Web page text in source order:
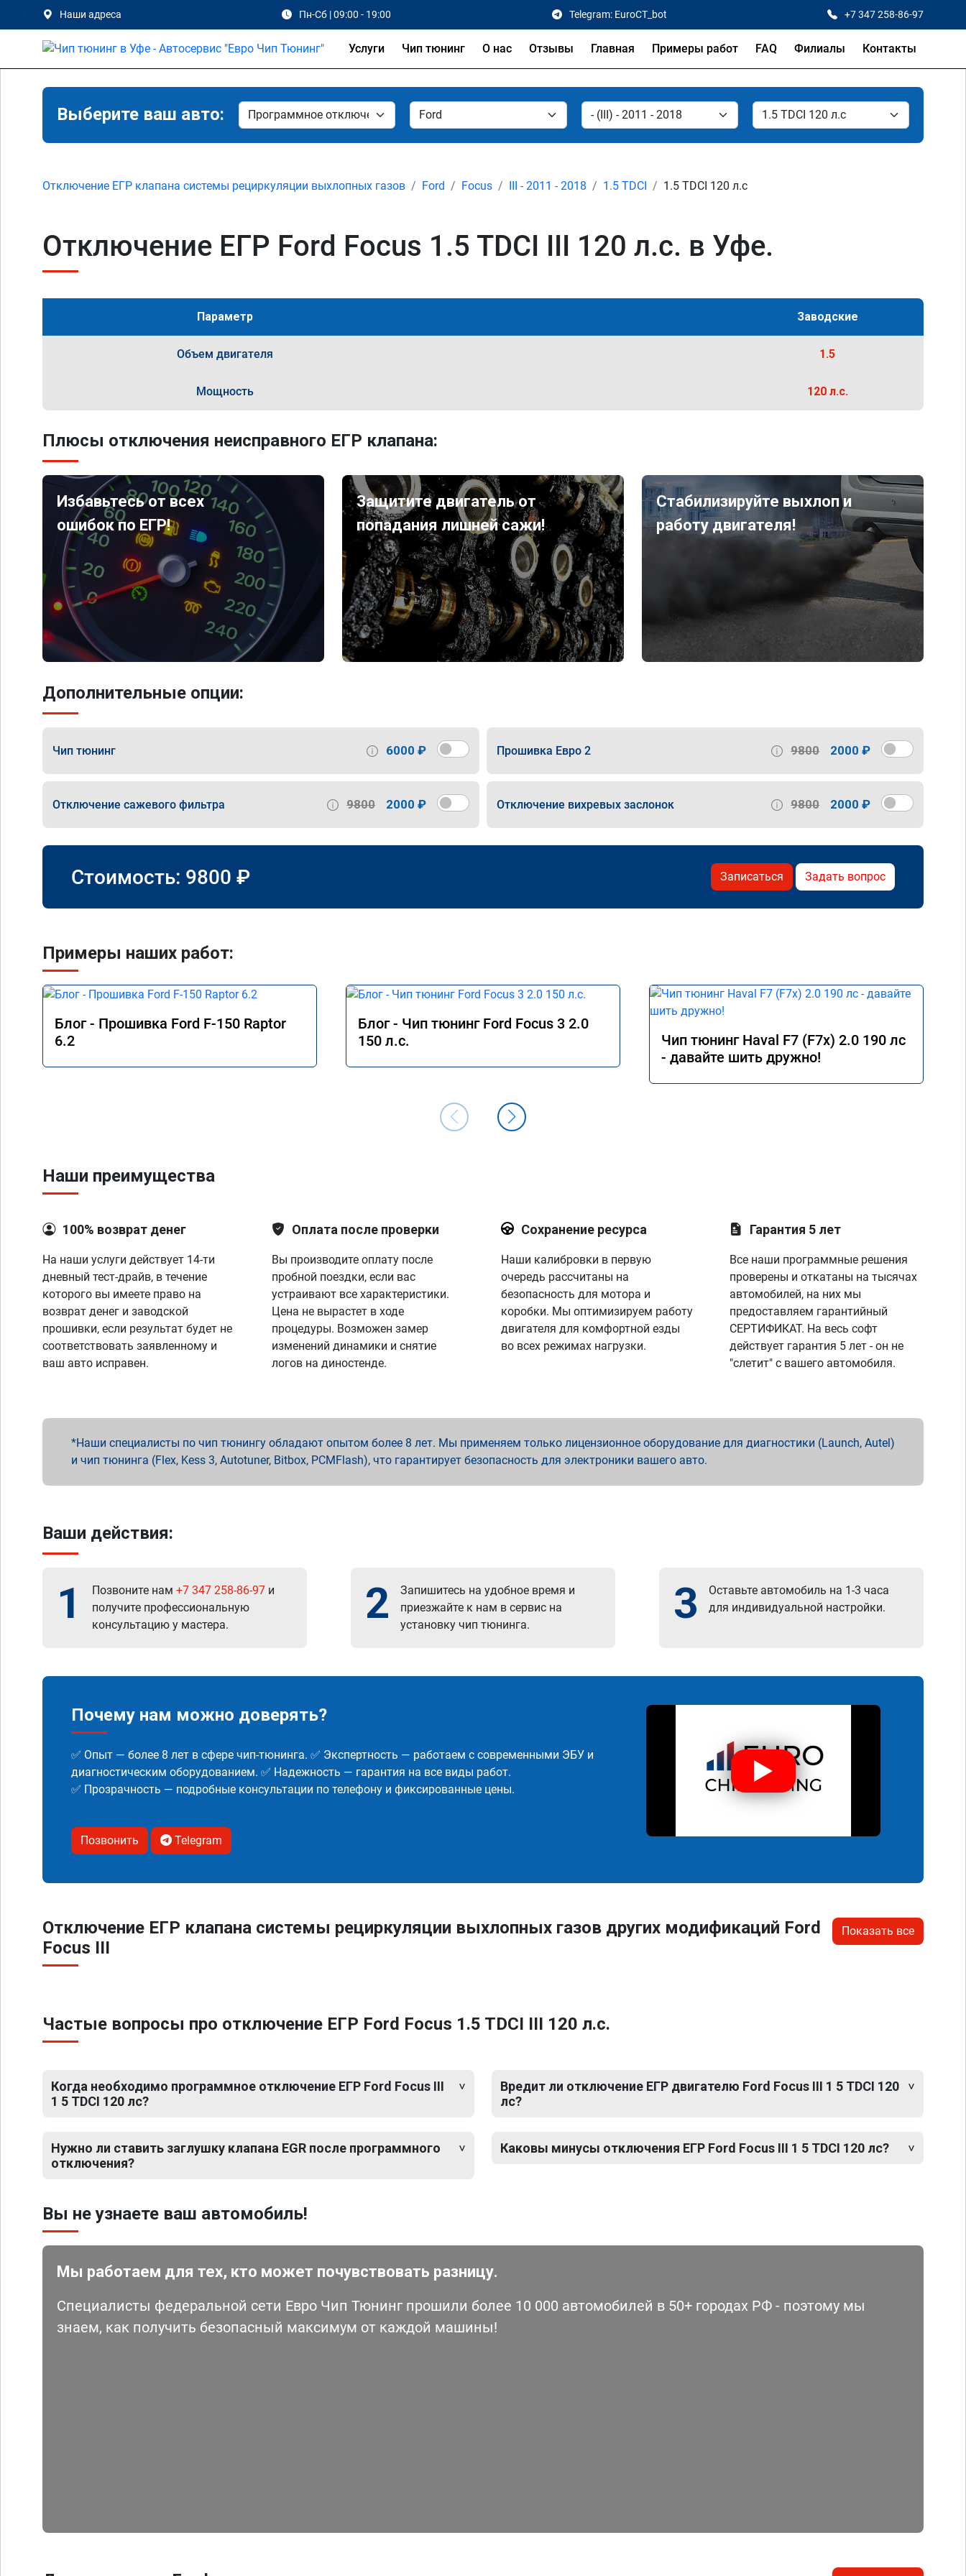
Наши адреса Пн-Сб | 09:00 - 19:00 Telegram: EuroCT_bot +7 347 258-86-97
Услуги Чип тюнинг О нас Отзывы Главная Примеры работ FAQ Филиалы Контакты
Выберите ваш авто:
Отключение ЕГР клапана системы рециркуляции выхлопных газов Ford Focus III - 2011 - 2018 1.5 TDCI 1.5 TDCI 120 л.с
Отключение ЕГР Ford Focus 1.5 TDCI III 120 л.с. в Уфе.
Параметр Заводские
Объем двигателя 1.5
Мощность 120 л.с.
Плюсы отключения неисправного ЕГР клапана:
Избавьтесь от всех
ошибок по ЕГР!
Защитите двигатель от
попадания лишней сажи!
Стабилизируйте выхлоп и
работу двигателя!
Дополнительные опции:
Чип тюнинг 6000 ₽ Прошивка Евро 2 9800 2000 ₽
Отключение сажевого фильтра 9800 2000 ₽ Отключение вихревых заслонок 9800 2000 ₽
Стоимость: 9800 ₽ Записаться Задать вопрос
Примеры наших работ:
Блог - Прошивка Ford F-150 Raptor
6.2
Блог - Чип тюнинг Ford Focus 3 2.0
150 л.с.
Чип тюнинг Haval F7 (F7x) 2.0 190 лс
- давайте шить дружно!
Наши преимущества
100% возврат денег
На наши услуги действует 14-ти
дневный тест-драйв, в течение
которого вы имеете право на
возврат денег и заводской
прошивки, если результат будет не
соответствовать заявленному и
ваш авто исправен.
Оплата после проверки
Вы производите оплату после
пробной поездки, если вас
устраивают все характеристики.
Цена не вырастет в ходе
процедуры. Возможен замер
изменений динамики и снятие
логов на диностенде.
Сохранение ресурса
Наши калибровки в первую
очередь рассчитаны на
безопасность для мотора и
коробки. Мы оптимизируем работу
двигателя для комфортной езды
во всех режимах нагрузки.
Гарантия 5 лет
Все наши программные решения
проверены и откатаны на тысячах
автомобилей, на них мы
предоставляем гарантийный
СЕРТИФИКАТ. На весь софт
действует гарантия 5 лет - он не
"слетит" с вашего автомобиля.
Наши специалисты по чип тюнингу обладают опытом более 8 лет. Мы применяем только лицензионное оборудование для диагностики (Launch, Autel)
и чип тюнинга (Flex, Kess 3, Autotuner, Bitbox, PCMFlash), что гарантирует безопасность для электроники вашего авто.
Ваши действия:
1 Позвоните нам +7 347 258-86-97 и
получите профессиональную
консультацию у мастера.
2
Запишитесь на удобное время и
приезжайте к нам в сервис на
установку чип тюнинга.
3
Оставьте автомобиль на 1-3 часа
для индивидуальной настройки.
Почему нам можно доверять?
✅ Опыт — более 8 лет в сфере чип-тюнинга. ✅ Экспертность — работаем с современными ЭБУ и
диагностическим оборудованием. ✅ Надежность — гарантия на все виды работ.
✅ Прозрачность — подробные консультации по телефону и фиксированные цены.
Позвонить Telegram
Отключение ЕГР клапана системы рециркуляции выхлопных газов других модификаций Ford
Focus III
Показать все
Частые вопросы про отключение ЕГР Ford Focus 1.5 TDCI III 120 л.с.
Когда необходимо программное отключение ЕГР Ford Focus III
1 5 TDCI 120 лс?
Нужно ли ставить заглушку клапана EGR после программного
отключения?
Вредит ли отключение ЕГР двигателю Ford Focus III 1 5 TDCI 120
лс?
Каковы минусы отключения ЕГР Ford Focus III 1 5 TDCI 120 лс?
Вы не узнаете ваш автомобиль!
Мы работаем для тех, кто может почувствовать разницу.
Специалисты федеральной сети Евро Чип Тюнинг прошили более 10 000 автомобилей в 50+ городах РФ - поэтому мы
знаем, как получить безопасный максимум от каждой машины!